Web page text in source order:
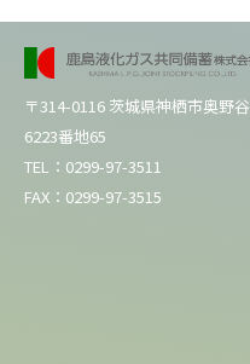
〒314-0116 茨城県神栖市奥野谷
6223番地65
TEL：0299-97-3511
FAX：0299-97-3515